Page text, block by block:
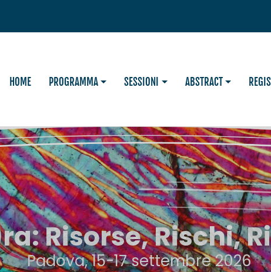
HOME PROGRAMMA SESSIONI ABSTRACT
Risorse, Rischi,
Padova, 15-17 settembre 2026